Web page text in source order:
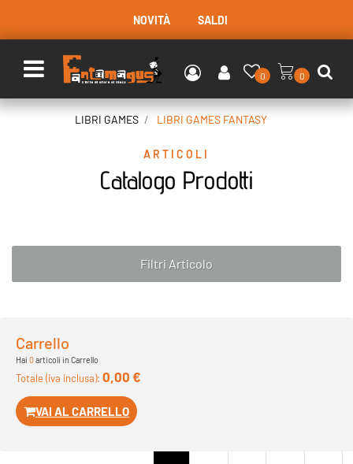
NOVITÀ SALDI
Open menu
0 0
LIBRI GAMES LIBRI GAMES FANTASY
ARTICOLI
Catalogo Prodotti
Filtri Articolo
Carrello
Hai 0articoli in Carrello
Totale (iva inclusa): 0,00 €
VAI AL CARRELLO